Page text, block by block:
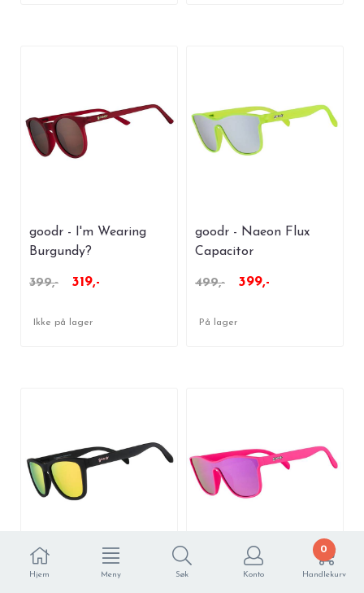
Hjem Meny Søk Konto
0
Handlekurv
goodr - I'm Wearing
Burgundy?
399,- 319,-
Ikke på lager
goodr - Naeon Flux
Capacitor
499,- 399,-
På lager
goodr - Professional
goodr - See You At The